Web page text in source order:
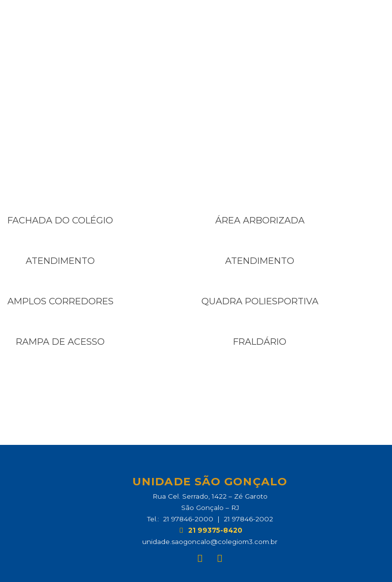
FACHADA DO COLÉGIO ÁREA ARBORIZADA
ATENDIMENTO ATENDIMENTO
AMPLOS CORREDORES QUADRA POLIESPORTIVA
RAMPA DE ACESSO FRALDÁRIO
UNIDADE SÃO GONÇALO
Rua Cel. Serrado, 1422 – Zé Garoto
São Gonçalo – RJ
Tel.: 21 97846-2000 | 21 97846-2002
21 99375-8420
unidade.saogoncalo@colegiom3.com.br